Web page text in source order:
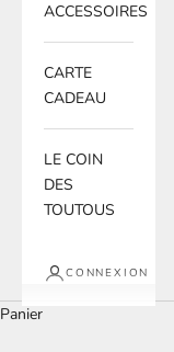
ACCESSOIRES
CARTE
CADEAU
LE COIN
DES
TOUTOUS
CONNEXION
Panier